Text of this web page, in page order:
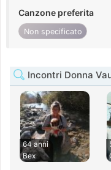
Canzone preferita
Non specificato
Incontri Donna
64 anni
Bex